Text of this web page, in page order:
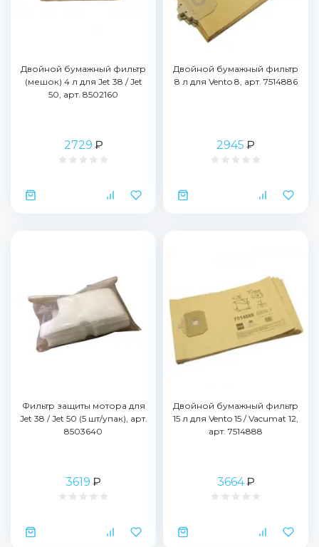
Двойной бумажный фильтр
(мешок) 4 л для Jet 38 / Jet
50, арт. 8502160
2729 ₽
Двойной бумажный фильтр
8 л для Vento 8, арт. 7514886
2945 ₽
Фильтр защиты мотора для
Jet 38 / Jet 50 (5 шт/упак), арт.
8503640
3619 ₽
Двойной бумажный фильтр
15 л для Vento 15 / Vacumat 12,
арт. 7514888
3664₽